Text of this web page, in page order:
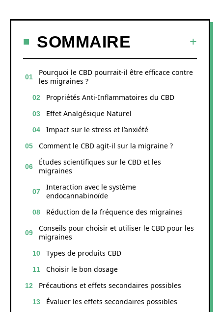
SOMMAIRE
Pourquoi le CBD pourrait-il être efficace contre
les migraines ?
Propriétés Anti-Inflammatoires du CBD
Effet Analgésique Naturel
Impact sur le stress et l’anxiété
Comment le CBD agit-il sur la migraine ?
Études scientifiques sur le CBD et les
migraines
Interaction avec le système
endocannabinoïde
Réduction de la fréquence des migraines
Conseils pour choisir et utiliser le CBD pour les
migraines
Types de produits CBD
Choisir le bon dosage
Précautions et effets secondaires possibles
Évaluer les effets secondaires possibles